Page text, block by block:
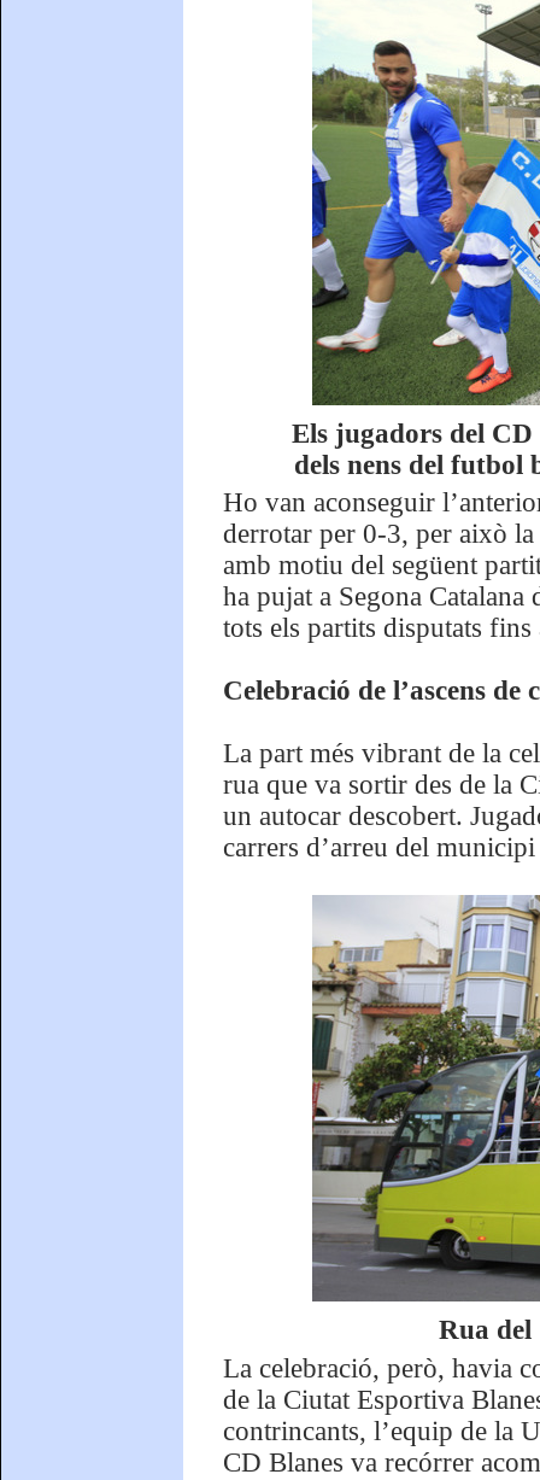
Els jugadors del
dels nens del futbol
Ho van aconseguir
derrotar per 0-3, per això la
amb motiu del següent
ha pujat a Segona Catalana
tots els partits disputats
Celebració de l’ascens
La part més vibrant de la
rua que va sortir des de la
un autocar descobert.
carrers d’arreu del
Rua del
La celebració, però, havia
de la Ciutat Esportiva
contrincants, l’equip de la
CD Blanes va recórrer